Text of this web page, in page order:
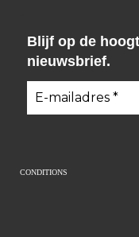
Blijf op de
nieuwsbrief.
CONDITIONS